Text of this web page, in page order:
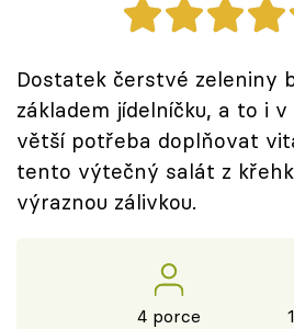
Těhotnej kuchař
Sledujte prima+
Přihlášení
Dostatek čerstvé zeleniny
základem jídelníčku, a to i
větší potřeba doplňovat
tento výtečný salát z
výraznou zálivkou.
4 porce